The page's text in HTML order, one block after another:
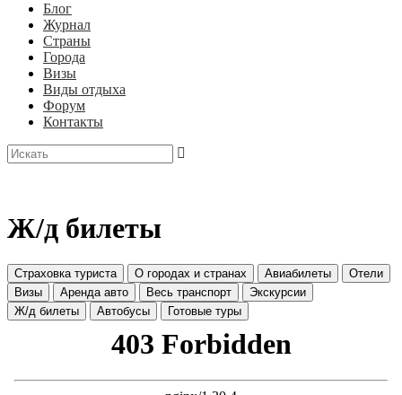
Блог
Журнал
Страны
Города
Визы
Виды отдыха
Форум
Контакты
Ж/д билеты
Страховка туриста О городах и странах Авиабилеты
Отели
Визы
Аренда авто Весь транспорт
Экскурсии
Ж/д билеты
Автобусы Готовые туры